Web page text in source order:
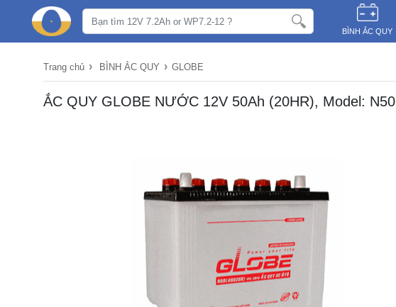
BÌNH ẮC QUY
Trang chủ › BÌNH ẮC QUY › GLOBE
ẮC QUY GLOBE NƯỚC 12V 50Ah (20HR), Model: N50